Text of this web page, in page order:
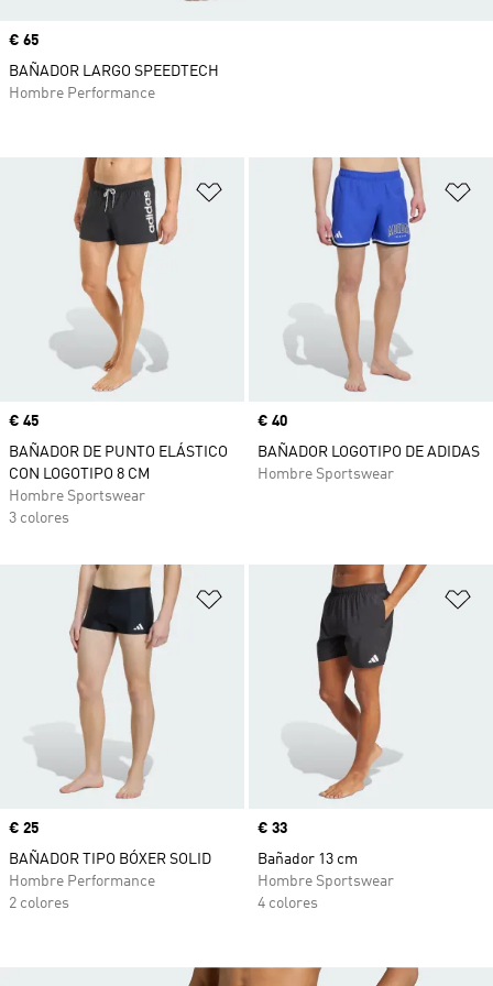
Añadir a la lista de deseos
Precio
€ 45
BAÑADOR DE PUNTO ELÁSTICO
CON LOGOTIPO 8 CM
Hombre Sportswear
3 colores
Precio
€ 40
BAÑADOR LOGOTIPO DE ADIDAS
Hombre Sportswear
Añadir a la lista de deseos
Precio
€ 25
BAÑADOR TIPO BÓXER SOLID
Hombre Performance
2 colores
Precio
€ 33
Bañador 13 cm
Hombre Sportswear
4 colores
Precio
€ 65
BAÑADOR LARGO SPEEDTECH
Hombre Performance